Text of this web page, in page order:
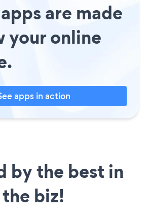
are made
your online
apps in action
by the best in
the biz!